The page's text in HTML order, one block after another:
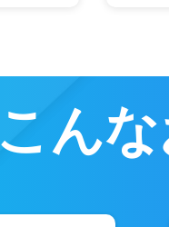
こん